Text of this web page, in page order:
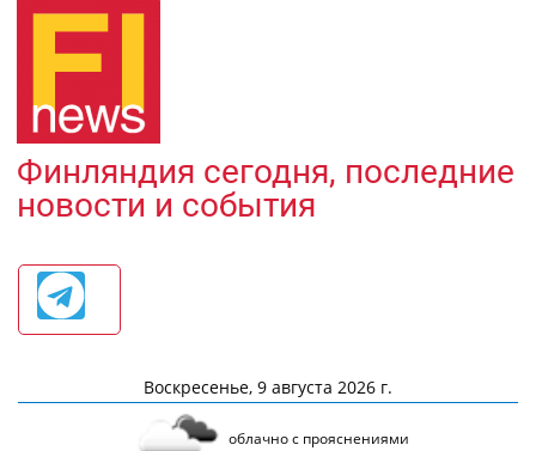
Финляндия сегодня, последние
новости и события
Воскресенье, 9 августа 2026 г.
облачно с прояснениями